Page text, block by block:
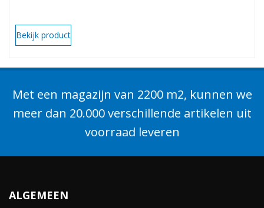
Bekijk product
Met een magazijn van 2200 m2, kunnen we
meer dan 20.000 verschillende artikelen uit
voorraad leveren
ALGEMEEN